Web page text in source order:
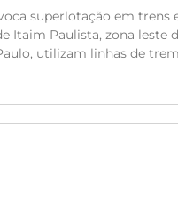
superlotação em trens
Itaim Paulista, zona leste
utilizam linhas de trem